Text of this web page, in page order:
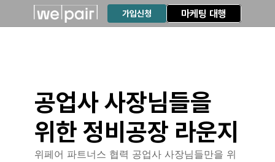
공업사 사장님들을
위한 정비공장 라운지
위페어 파트너스 협력 공업사 사장님들만을 위
가입신청 마케팅 대행